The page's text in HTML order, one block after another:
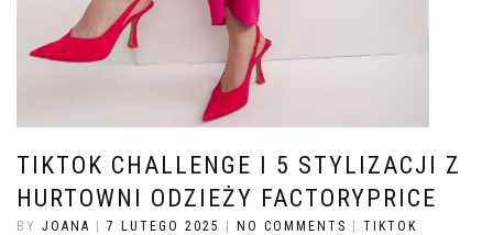
TIKTOK CHALLENGE I 5 STYLIZACJI Z
HURTOWNI ODZIEŻY FACTORYPRICE
BY JOANA 7 LUTEGO 2025 NO COMMENTS TIKTOK